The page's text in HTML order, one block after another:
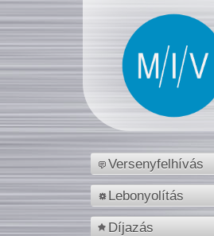
Versenyfelhívás
Lebonyolítás
Díjazás